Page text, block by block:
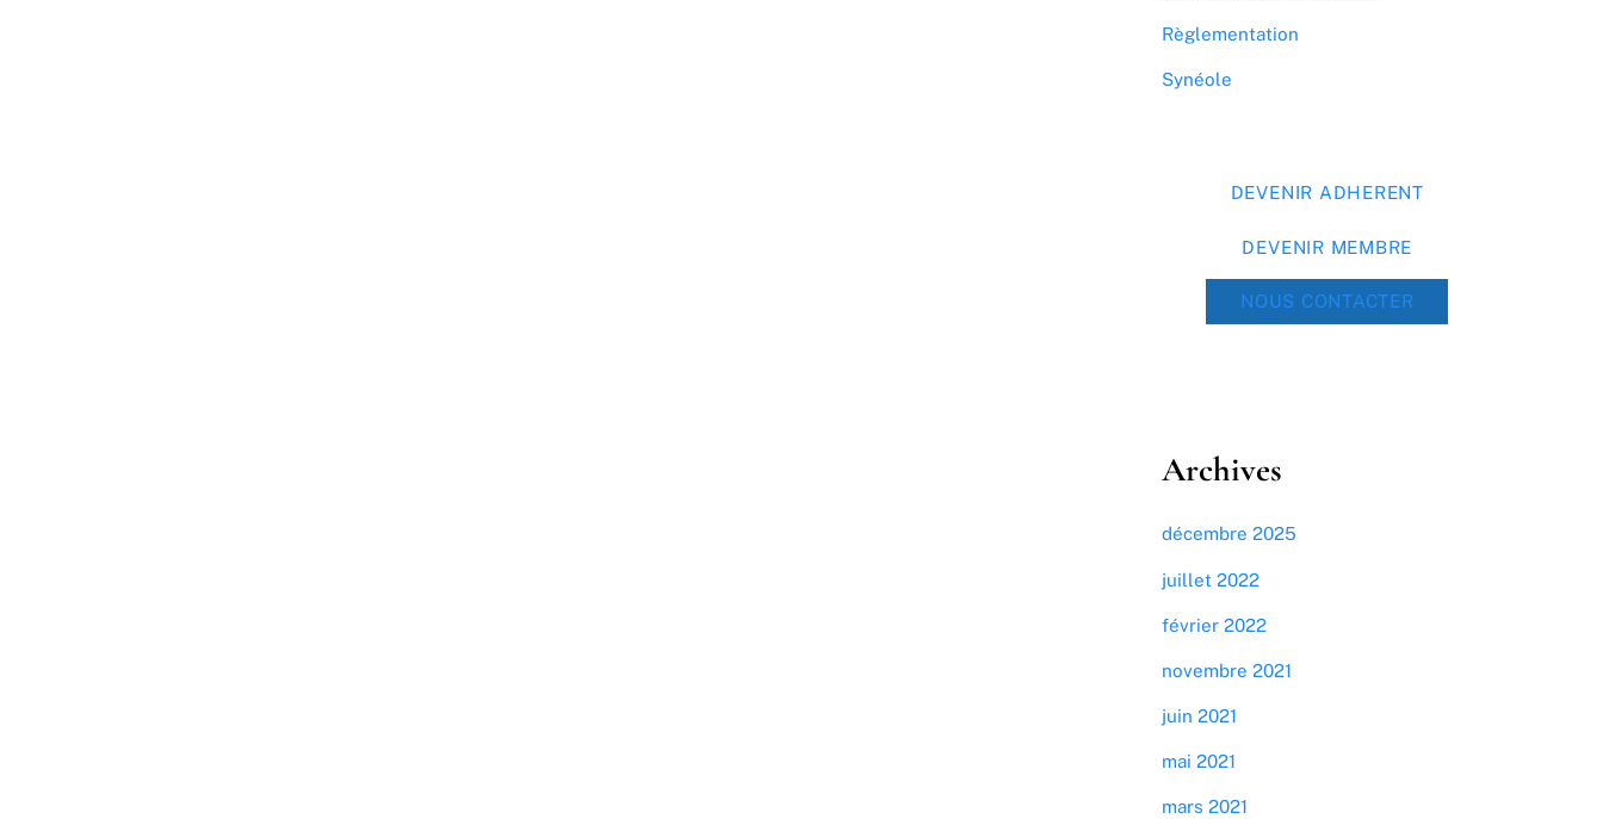
Règlementation
Synéole
DEVENIR ADHERENT
DEVENIR MEMBRE
NOUS CONTACTER
Archives
décembre 2025
juillet 2022
février 2022
novembre 2021
juin 2021
mai 2021
mars 2021